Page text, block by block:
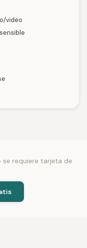
video
se requiere tarjeta de